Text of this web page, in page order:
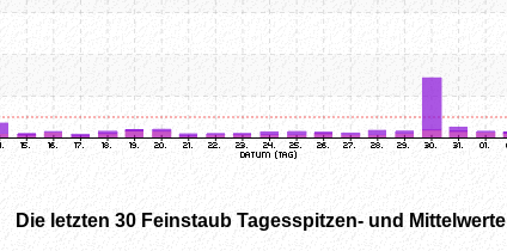
Die letzten 30 Feinstaub Tagesspitzen- und Mittelwerte